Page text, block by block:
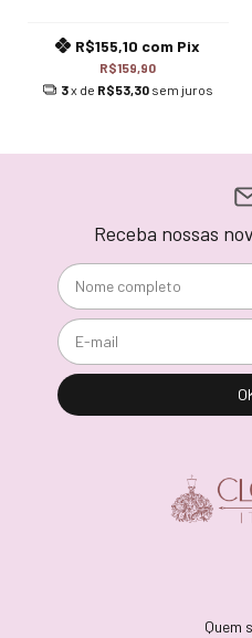
R$159,90
R$155,10 com Pix
3x de R$53,30 sem juros
Receba nossas
Quem